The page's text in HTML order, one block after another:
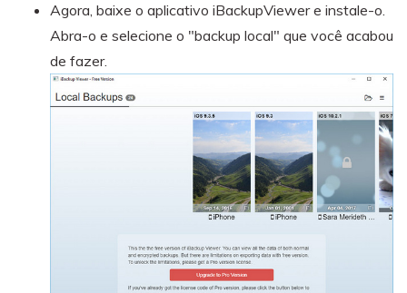
Agora, baixe o aplicativo iBackupViewer e instale-o.
Abra-o e selecione o "backup local" que você acabou
de fazer.